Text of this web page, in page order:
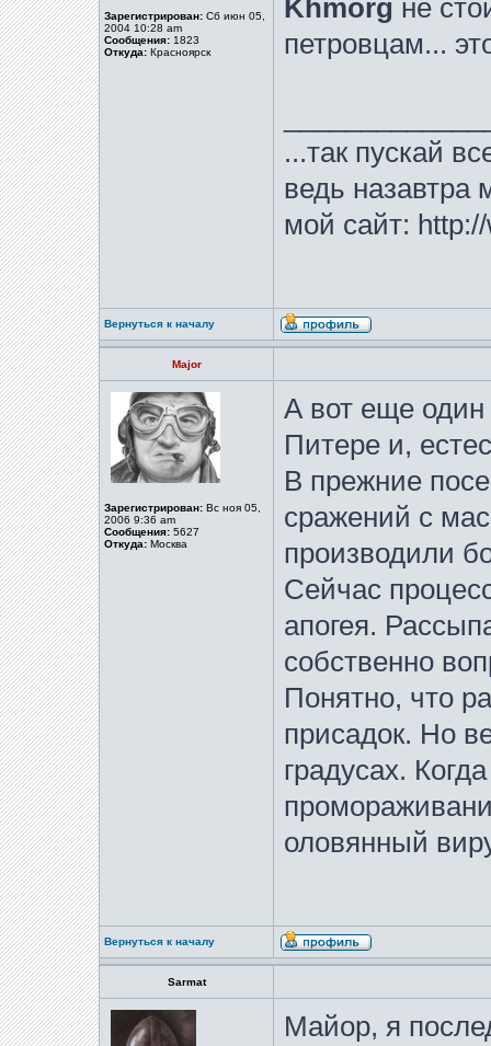
Зарегистрирован: Сб июн 05,
2004 10:28 am
Сообщения: 1823
Откуда: Красноярск
Khmorg не
петровцам...
...так пускай
ведь назавтра
мой сайт:
Вернуться к началу
Major
Зарегистрирован: Вс ноя 05,
2006 9:36 am
Сообщения: 5627
Откуда: Москва
А вот еще
Питере и,
В прежние
сражений с
производили
Сейчас
апогея.
собственно
Понятно, что
присадок. Но
градусах.
оловянный
Вернуться к началу
Sarmat
Майор, я